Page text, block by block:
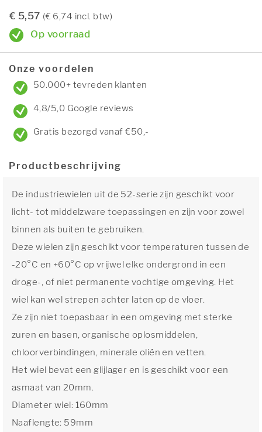
€ 5,57 (€ 6,74 incl. btw)
Op voorraad
Onze voordelen
50.000+ tevreden klanten
4,8/5,0 Google reviews
Gratis bezorgd vanaf €50,-
Productbeschrijving
De industriewielen uit de 52-serie zijn geschikt voor
licht- tot middelzware toepassingen en zijn voor zowel
binnen als buiten te gebruiken.
Deze wielen zijn geschikt voor temperaturen tussen de
-20°C en +60°C op vrijwel elke ondergrond in een
droge-, of niet permanente vochtige omgeving. Het
wiel kan wel strepen achter laten op de vloer.
Ze zijn niet toepasbaar in een omgeving met sterke
zuren en basen, organische oplosmiddelen,
chloorverbindingen, minerale oliën en vetten.
Het wiel bevat een glijlager en is geschikt voor een
asmaat van 20mm.
Diameter wiel: 160mm
Naaflengte: 59mm